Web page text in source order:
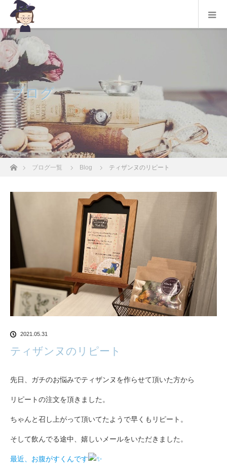
ブログ
ホームブログ一覧 Blog ティザンヌのリピート
2021.05.31
ティザンヌのリピート
先日、ガチのお悩みでティザンヌを作らせて頂いた方から
リピートの注文を頂きました。
ちゃんと召し上がって頂いてたようで早くもリピート。
そして飲んでる途中、嬉しいメールをいただきました。
最近、お腹がすくんです